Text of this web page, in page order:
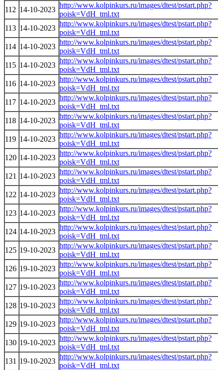
112 14-10-2023
http://www.kolpinkurs.ru/images/dtest/pstart.php?
poisk=VdH_tml.txt
113 14-10-2023
http://www.kolpinkurs.ru/images/dtest/pstart.php?
poisk=VdH_tml.txt
114 14-10-2023
http://www.kolpinkurs.ru/images/dtest/pstart.php?
poisk=VdH_tml.txt
115 14-10-2023
http://www.kolpinkurs.ru/images/dtest/pstart.php?
poisk=VdH_tml.txt
116 14-10-2023
http://www.kolpinkurs.ru/images/dtest/pstart.php?
poisk=VdH_tml.txt
117 14-10-2023
http://www.kolpinkurs.ru/images/dtest/pstart.php?
poisk=VdH_tml.txt
118 14-10-2023
http://www.kolpinkurs.ru/images/dtest/pstart.php?
poisk=VdH_tml.txt
119 14-10-2023
http://www.kolpinkurs.ru/images/dtest/pstart.php?
poisk=VdH_tml.txt
120 14-10-2023
http://www.kolpinkurs.ru/images/dtest/pstart.php?
poisk=VdH_tml.txt
121 14-10-2023
http://www.kolpinkurs.ru/images/dtest/pstart.php?
poisk=VdH_tml.txt
122 14-10-2023
http://www.kolpinkurs.ru/images/dtest/pstart.php?
poisk=VdH_tml.txt
123 14-10-2023
http://www.kolpinkurs.ru/images/dtest/pstart.php?
poisk=VdH_tml.txt
124 14-10-2023
http://www.kolpinkurs.ru/images/dtest/pstart.php?
poisk=VdH_tml.txt
125 19-10-2023
http://www.kolpinkurs.ru/images/dtest/pstart.php?
poisk=VdH_tml.txt
126 19-10-2023
http://www.kolpinkurs.ru/images/dtest/pstart.php?
poisk=VdH_tml.txt
127 19-10-2023
http://www.kolpinkurs.ru/images/dtest/pstart.php?
poisk=VdH_tml.txt
128 19-10-2023
http://www.kolpinkurs.ru/images/dtest/pstart.php?
poisk=VdH_tml.txt
129 19-10-2023
http://www.kolpinkurs.ru/images/dtest/pstart.php?
poisk=VdH_tml.txt
130 19-10-2023
http://www.kolpinkurs.ru/images/dtest/pstart.php?
poisk=VdH_tml.txt
131 19-10-2023
http://www.kolpinkurs.ru/images/dtest/pstart.php?
poisk=VdH_tml.txt